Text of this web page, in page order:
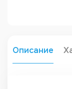
Описание